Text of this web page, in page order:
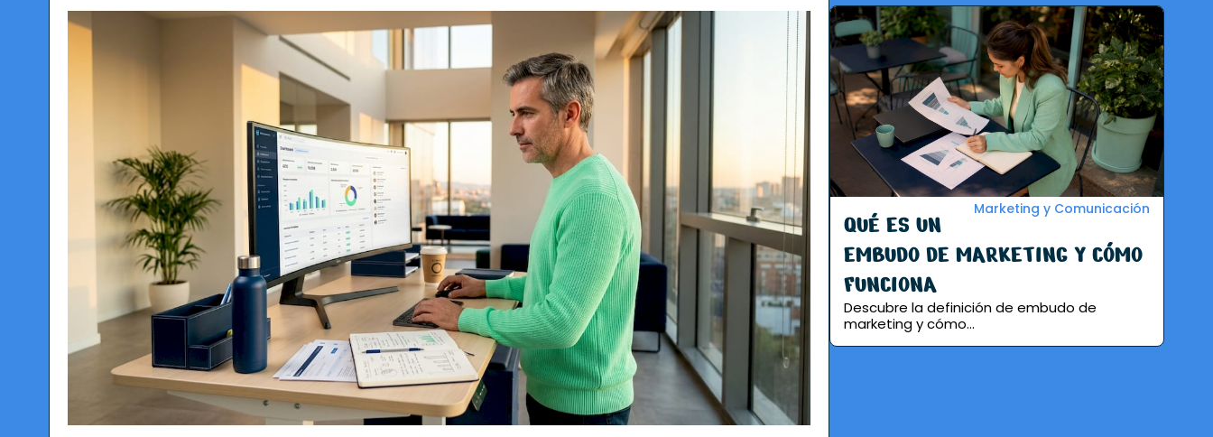
Marketing y Comunicación
QUÉ ES UN
EMBUDO DE MARKETING Y CÓMO
FUNCIONA
Descubre la definición de embudo de
marketing y cómo...